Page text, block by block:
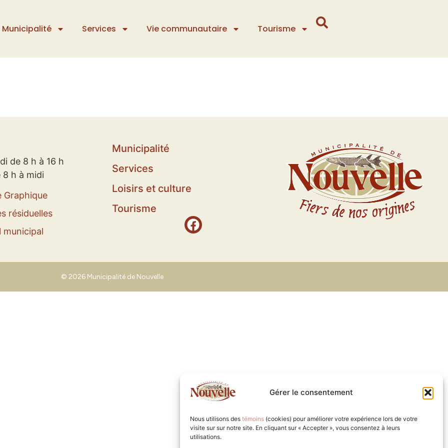
Gérer le consentement
Nous utilisons des témoins (cookies) pour améliorer votre expérience lors de votre
visite sur sur notre site. En cliquant sur « Accepter », vous consentez à leurs
utilisations.
Municipalité Services Vie communautaire Tourisme
de 8 h à 16 h
8 h à midi
Graphique
résiduelles
municipal
Municipalité
Services
Loisirs et culture
Tourisme
© 2026 Municipalité de Nouvelle